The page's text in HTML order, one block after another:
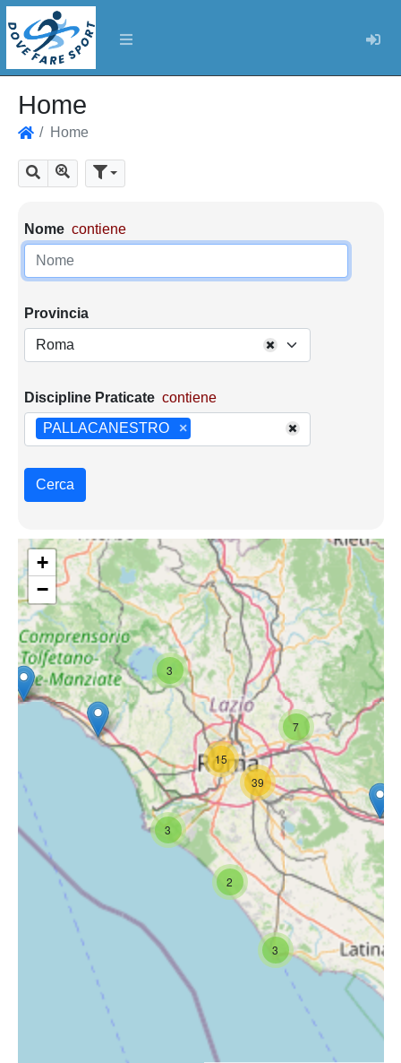
Home
Home
Cerca Mostra tutti i risultati
Parametri di ricerca
Nome contiene
Provincia
Roma
Discipline Praticate contiene
×
PALLACANESTRO
Cerca
3
2
3
3
7
15
39
+
−